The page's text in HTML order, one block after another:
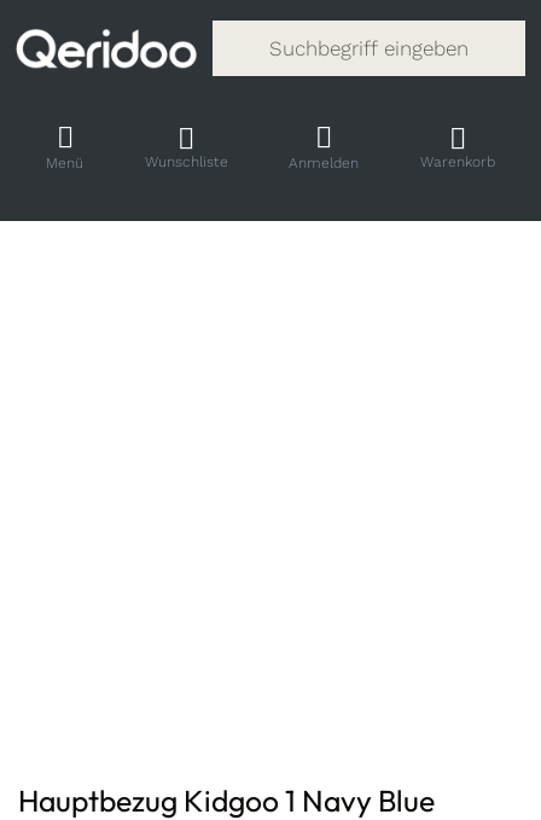
Menü Wunschliste Anmelden Warenkorb
Hauptbezug Kidgoo 1 Navy Blue